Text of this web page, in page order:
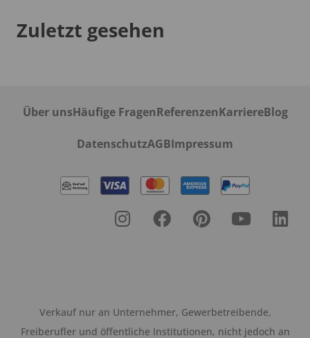
Zuletzt gesehen
Über unsHäufige FragenReferenzenKarriereBlog
DatenschutzAGBImpressum
Verkauf nur an Unternehmer, Gewerbetreibende,
Freiberufler und öffentliche Institutionen, nicht jedoch an